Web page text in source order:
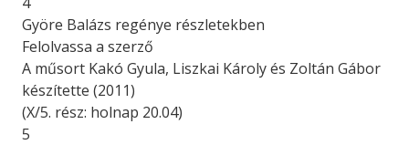
Györe Balázs regénye részletekben
Felolvassa a szerző
A műsort Kakó Gyula, Liszkai Károly és Zoltán Gábor
készítette (2011)
(X/5. rész: holnap 20.04)
5